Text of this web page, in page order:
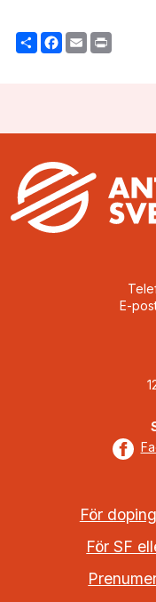
ShareFacebook
Email
E-
För
För SF